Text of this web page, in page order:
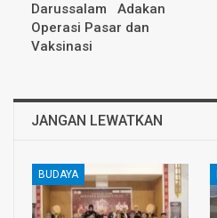
Darussalam Adakan
Operasi Pasar dan
Vaksinasi
JANGAN LEWATKAN
BUDAYA